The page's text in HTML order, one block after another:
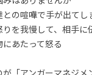
との喧嘩で手が出てし
りを我慢して、相手に
にあたって怒る
「アンガーマネジメ